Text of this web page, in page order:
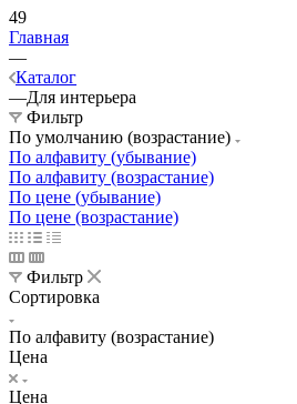
49
Главная
—
Каталог
—Для интерьера
Фильтр
По умолчанию (возрастание)
По алфавиту (убывание)
По алфавиту (возрастание)
По цене (убывание)
По цене (возрастание)
Фильтр
Сортировка
По алфавиту (возрастание)
Цена
Цена